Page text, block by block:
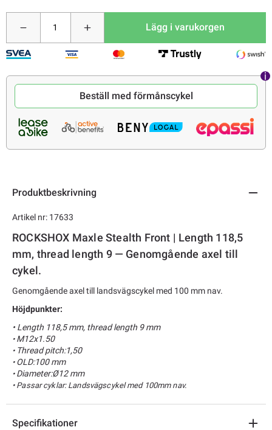
Lägg i varukorgen
Beställ med förmånscykel
Produktbeskrivning
Artikel nr: 17633
ROCKSHOX Maxle Stealth Front | Length 118,5
mm, thread length 9 — Genomgående axel till
cykel.
Genomgående axel till landsvägscykel med 100 mm nav.
Höjdpunkter:
• Length 118,5 mm, thread length 9 mm
• M12x1.50
• Thread pitch:1,50
• OLD:100 mm
• Diameter:Ø12 mm
• Passar cyklar: Landsvägscykel med 100mm nav.
Specifikationer